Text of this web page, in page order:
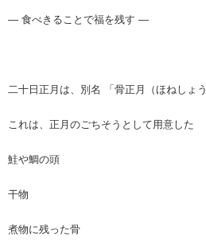
― 食べきることで福を残す ―
二十日正月は、別名 「骨正月（ほねしょ
これは、正月のごちそうとして用意した
鮭や鯛の頭
干物
煮物に残った骨